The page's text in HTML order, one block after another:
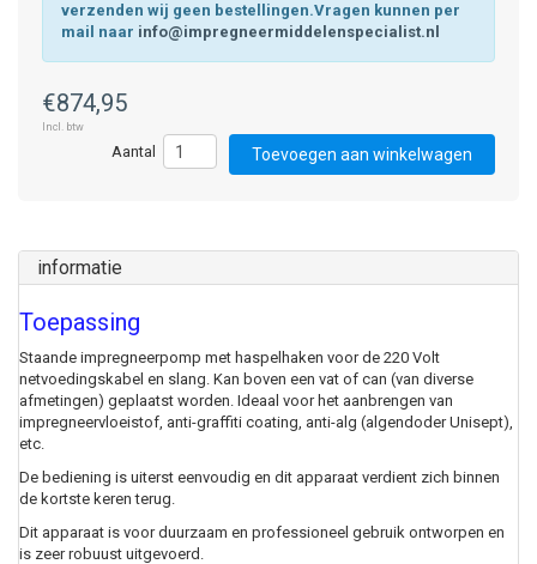
verzenden wij geen bestellingen.Vragen kunnen per
mail naar info@impregneermiddelenspecialist.nl
€874,95
Incl. btw
Toevoegen aan winkelwagen
informatie
Toepassing
Staande impregneerpomp met haspelhaken voor de 220 Volt
netvoedingskabel en slang. Kan boven een vat of can (van diverse
afmetingen) geplaatst worden. Ideaal voor het aanbrengen van
impregneervloeistof, anti-graffiti coating, anti-alg (algendoder Unisept),
etc.
De bediening is uiterst eenvoudig en dit apparaat verdient zich binnen
de kortste keren terug.
Dit apparaat is voor duurzaam en professioneel gebruik ontworpen en
is zeer robuust uitgevoerd.